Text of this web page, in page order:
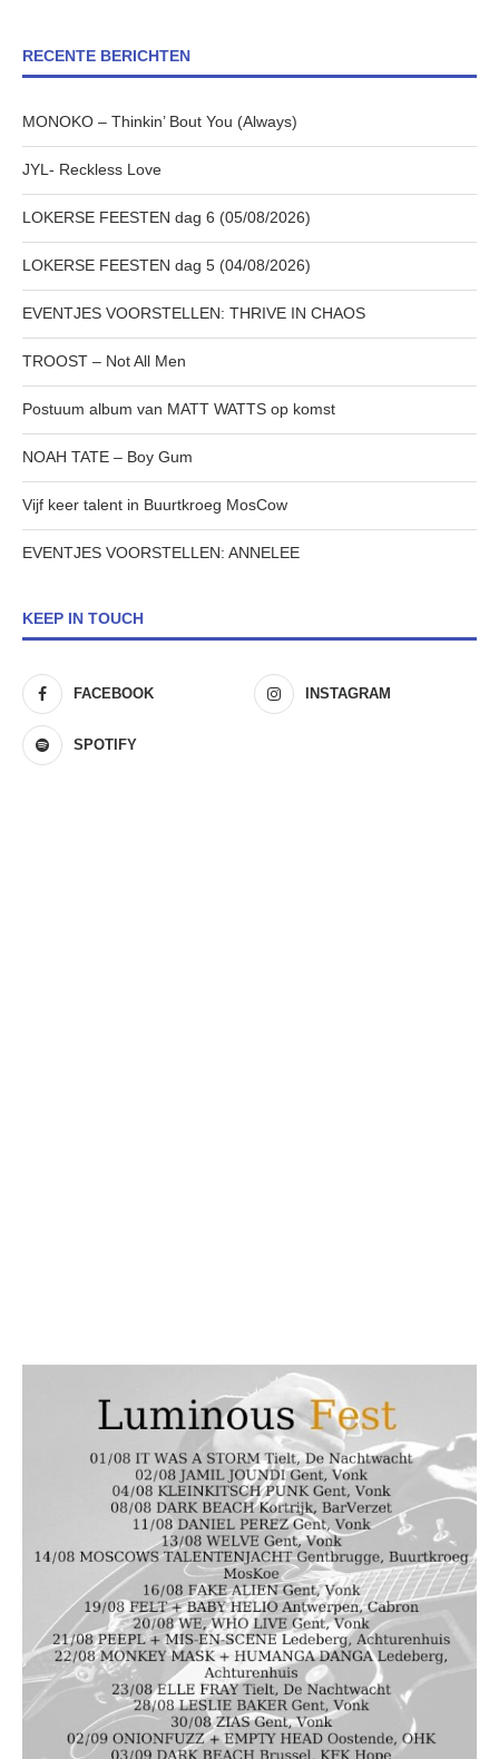
RECENTE BERICHTEN
MONOKO – Thinkin’ Bout You (Always)
JYL- Reckless Love
LOKERSE FEESTEN dag 6 (05/08/2026)
LOKERSE FEESTEN dag 5 (04/08/2026)
EVENTJES VOORSTELLEN: THRIVE IN CHAOS
TROOST – Not All Men
Postuum album van MATT WATTS op komst
NOAH TATE – Boy Gum
Vijf keer talent in Buurtkroeg MosCow
EVENTJES VOORSTELLEN: ANNELEE
KEEP IN TOUCH
FACEBOOK INSTAGRAM
SPOTIFY